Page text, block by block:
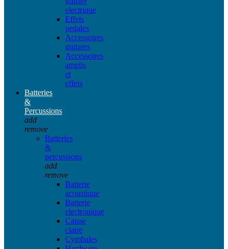
electrique
Effets
pedales
Accessoires
guitares
Accessoires
amplis
et
effets
Batteries
&
Percussions
add
remove
Batteries
&
percussions
add
remove
Batterie
acoustique
Batterie
electronique
Caisse
claire
Cymbales